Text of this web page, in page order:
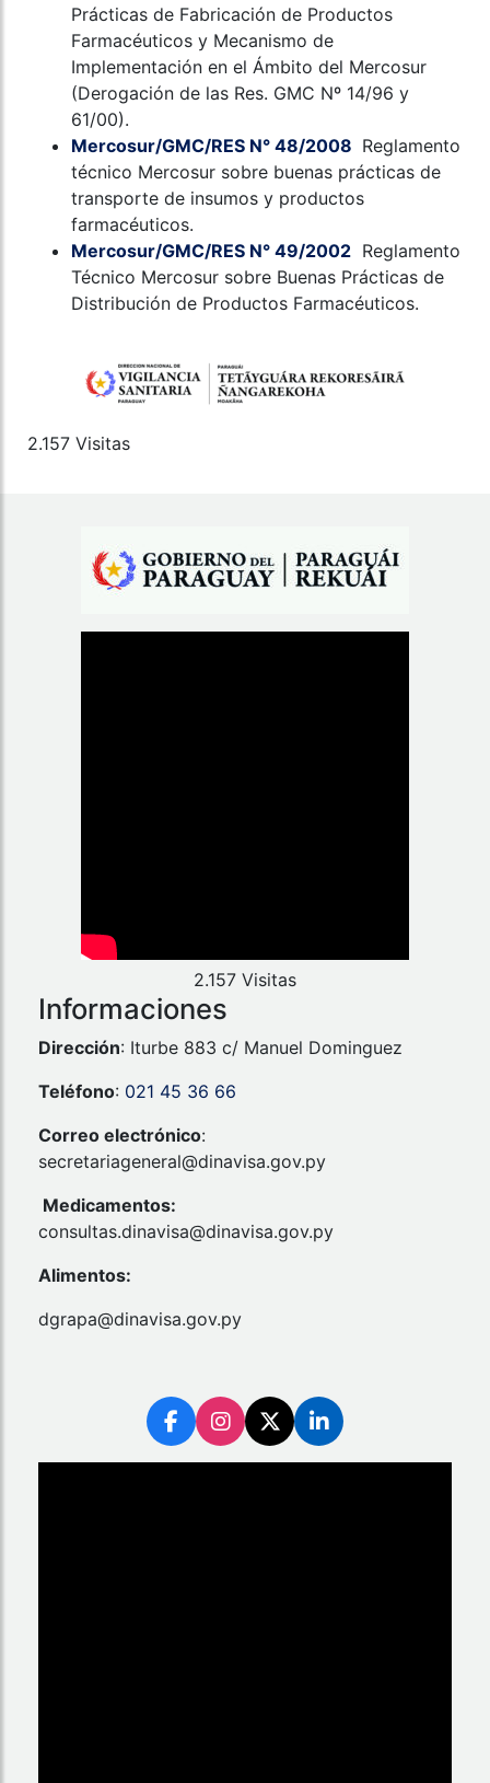
Prácticas de Fabricación de Productos
Farmacéuticos y Mecanismo de
Implementación en el Ámbito del Mercosur
(Derogación de las Res. GMC Nº 14/96 y
61/00).
Mercosur/GMC/RES N° 48/2008 Reglamento
técnico Mercosur sobre buenas prácticas de
transporte de insumos y productos
farmacéuticos.
Mercosur/GMC/RES N° 49/2002 Reglamento
Técnico Mercosur sobre Buenas Prácticas de
Distribución de Productos Farmacéuticos.
2.157 Visitas
2.157 Visitas
Informaciones
Dirección: Iturbe 883 c/ Manuel Dominguez
Teléfono: 021 45 36 66
Correo electrónico:
secretariageneral@dinavisa.gov.py
Medicamentos:
consultas.dinavisa@dinavisa.gov.py
Alimentos:
dgrapa@dinavisa.gov.py